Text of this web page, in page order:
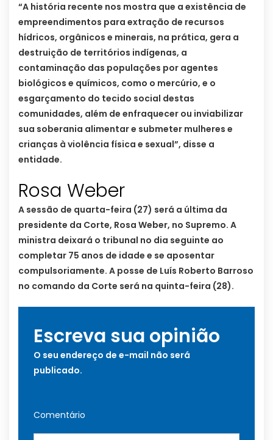
“A história recente nos mostra que a existência de
empreendimentos para extração de recursos
hídricos, orgânicos e minerais, na prática, gera a
destruição de territórios indígenas, a
contaminação das populações por agentes
biológicos e químicos, como o mercúrio, e o
esgarçamento do tecido social destas
comunidades, além de enfraquecer ou inviabilizar
sua soberania alimentar e submeter mulheres e
crianças à violência física e sexual”, disse a
entidade.
Rosa Weber
A sessão de quarta-feira (27) será a última da
presidente da Corte, Rosa Weber, no Supremo. A
ministra deixará o tribunal no dia seguinte ao
completar 75 anos de idade e se aposentar
compulsoriamente. A posse de Luís Roberto Barroso
no comando da Corte será na quinta-feira (28).
Escreva sua opinião
O seu endereço de e-mail não será
publicado.
Comentário